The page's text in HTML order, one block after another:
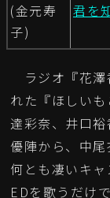
(金元寿
子)
君を
ラジオ『花澤
れた『ほしい
達彩奈、井口
優陣から、中
何とも凄いキ
EDを歌うだけ